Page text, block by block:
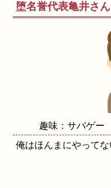
堕名誉代表亀井さん
趣味：サバゲー
俺はほんまにやってな